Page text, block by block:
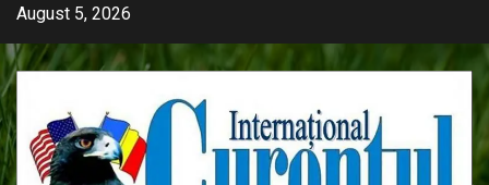
Skip
content
August 5, 2026